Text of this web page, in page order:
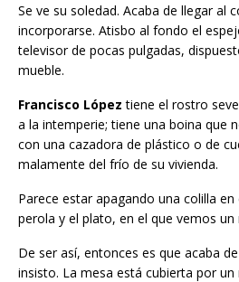
Se ve su soledad. Acaba de llegar al
incorporarse. Atisbo al fondo el
televisor de pocas pulgadas,
mueble.
Francisco López tiene el rostro
a la intemperie; tiene una boina que
con una cazadora de plástico o de
malamente del frío de su vivienda.
Parece estar apagando una colilla
perola y el plato, en el que vemos un
De ser así, entonces es que acaba
insisto. La mesa está cubierta por